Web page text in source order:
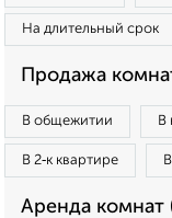
На длительный срок
Продажа
В общежитии В
В 2‑к квартире
Аренда комнат